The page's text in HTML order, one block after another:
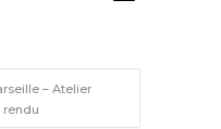
– Atelier
rendu